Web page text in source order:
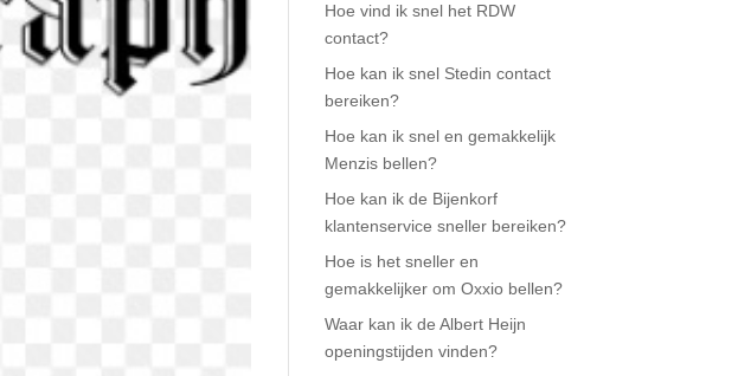
Hoe vind ik snel het RDW
contact?
Hoe kan ik snel Stedin contact
bereiken?
Hoe kan ik snel en gemakkelijk
Menzis bellen?
Hoe kan ik de Bijenkorf
klantenservice sneller bereiken?
Hoe is het sneller en
gemakkelijker om Oxxio bellen?
Waar kan ik de Albert Heijn
openingstijden vinden?